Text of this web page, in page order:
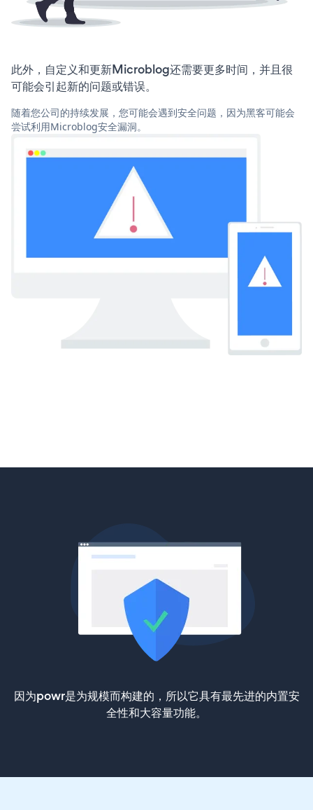
此外，自定义和更新Microblog还需要更多时间，并且很
可能会引起新的问题或错误。
随着您公司的持续发展，您可能会遇到安全问题，因为黑客可能会
尝试利用Microblog安全漏洞。
因为powr是为规模而构建的，所以它具有最先进的内置安
全性和大容量功能。